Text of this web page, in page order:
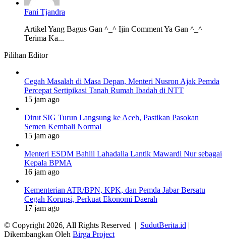
Fani Tjandra
Artikel Yang Bagus Gan ^_^ Ijin Comment Ya Gan ^_^
Terima Ka...
Pilihan Editor
Cegah Masalah di Masa Depan, Menteri Nusron Ajak Pemda
Percepat Sertipikasi Tanah Rumah Ibadah di NTT
15 jam ago
Dirut SIG Turun Langsung ke Aceh, Pastikan Pasokan
Semen Kembali Normal
15 jam ago
Menteri ESDM Bahlil Lahadalia Lantik Mawardi Nur sebagai
Kepala BPMA
16 jam ago
Kementerian ATR/BPN, KPK, dan Pemda Jabar Bersatu
Cegah Korupsi, Perkuat Ekonomi Daerah
17 jam ago
© Copyright 2026, All Rights Reserved | SudutBerita.id |
Dikembangkan Oleh Birga Project